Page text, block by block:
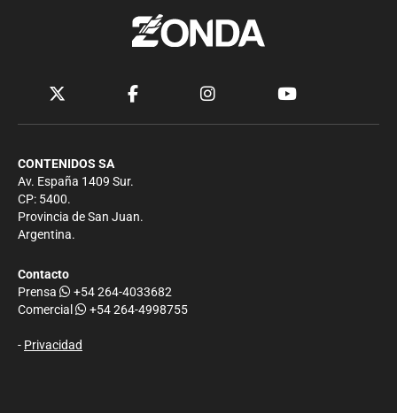
CONTENIDOS SA
Av. España 1409 Sur.
CP: 5400.
Provincia de San Juan.
Argentina.
Contacto
Prensa
+54 264-4033682
Comercial
+54 264-4998755
- Privacidad